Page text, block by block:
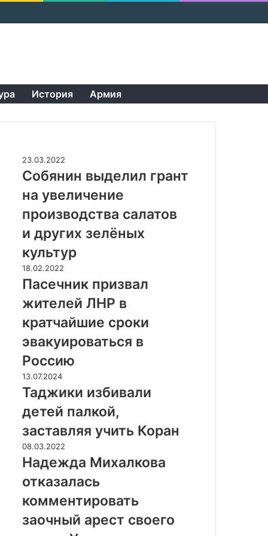
История Армия
С
о
я
н
н
в
ы
д
и
л
р
а
н
т
н
а
в
е
л
ч
е
и
23.03.2022
Собянин выделил грант
на увеличение
производства салатов
и других зелёных
культур
П
а
е
ч
и
к
п
р
в
а
л
ж
и
т
л
е
18.02.2022
Пасечник призвал
жителей ЛНР в
кратчайшие сроки
эвакуироваться в
Россию
Т
а
ж
и
к
и
и
з
б
и
а
13.07.2024
Таджики избивали
детей палкой,
заставляя учить Коран
Н
а
е
ж
а
08.03.2022
Надежда Михалкова
отказалась
комментировать
заочный арест своего